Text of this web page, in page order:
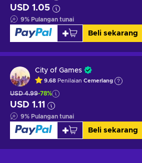
USD 1.05
9% Pulangan tunai
Beli sekarang
City of Games
9.68 Penilaian Cemerlang
USD 4.99-78%
USD 1.11
9% Pulangan tunai
Beli sekarang